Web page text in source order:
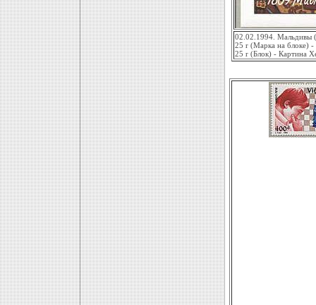
02.02.1994. Мальдивы
25 r (Марка на блоке)
25 r (Блок) - Картина